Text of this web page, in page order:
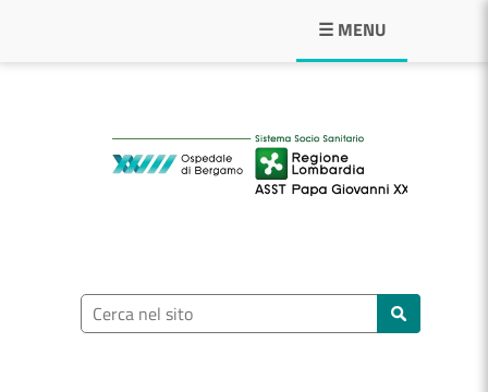
☰ MENU
ASST Papa
Ricerca nel sito